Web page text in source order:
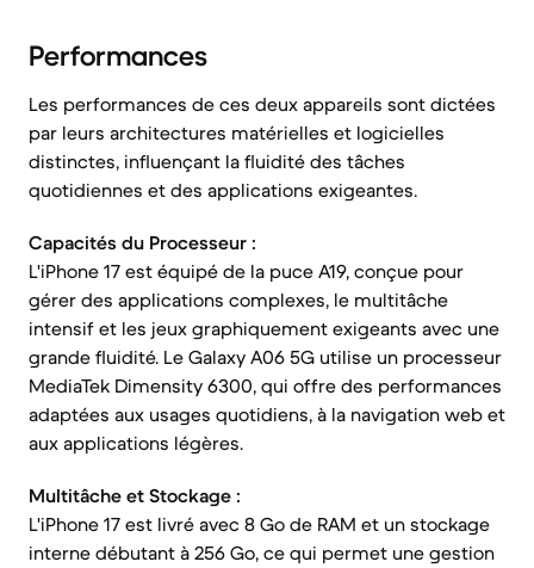
Performances
Les performances de ces deux appareils sont dictées
par leurs architectures matérielles et logicielles
distinctes, influençant la fluidité des tâches
quotidiennes et des applications exigeantes.
Capacités du Processeur :
L'iPhone 17 est équipé de la puce A19, conçue pour
gérer des applications complexes, le multitâche
intensif et les jeux graphiquement exigeants avec une
grande fluidité. Le Galaxy A06 5G utilise un processeur
MediaTek Dimensity 6300, qui offre des performances
adaptées aux usages quotidiens, à la navigation web et
aux applications légères.
Multitâche et Stockage :
L'iPhone 17 est livré avec 8 Go de RAM et un stockage
interne débutant à 256 Go, ce qui permet une gestion